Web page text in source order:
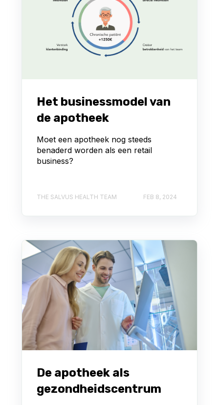
Het businessmodel van
de apotheek
Moet een apotheek nog steeds
benaderd worden als een retail
business?
THE SALVUS HEALTH TEAM FEB 8, 2024
De apotheek als
gezondheidscentrum